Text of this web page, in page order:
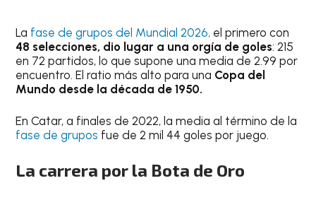
La fase de grupos del Mundial 2026, el primero con
48 selecciones, dio lugar a una orgía de goles: 215
en 72 partidos, lo que supone una media de 2.99 por
encuentro. El ratio más alto para una Copa del
Mundo desde la década de 1950.
En Catar, a finales de 2022, la media al término de la
fase de grupos fue de 2 mil 44 goles por juego.
La carrera por la Bota de Oro